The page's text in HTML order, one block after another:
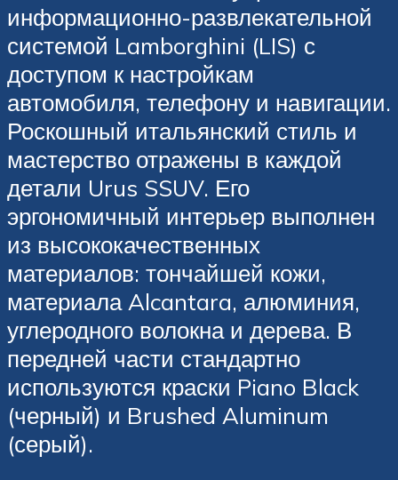
информационно-развлекательной
системой Lamborghini (LIS) с
доступом к настройкам
автомобиля, телефону и навигации.
Роскошный итальянский стиль и
мастерство отражены в каждой
детали Urus SSUV. Его
эргономичный интерьер выполнен
из высококачественных
материалов: тончайшей кожи,
материала Alcantara, алюминия,
углеродного волокна и дерева. В
передней части стандартно
используются краски Piano Black
(черный) и Brushed Aluminum
(серый).